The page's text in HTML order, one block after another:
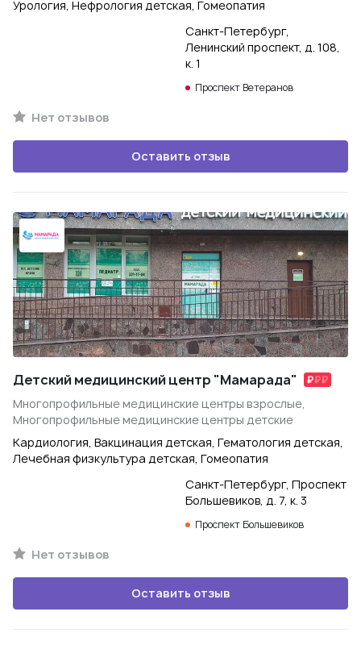
Урология, Нефрология детская, Гомеопатия
Санкт-Петербург,
Ленинский проспект, д. 108,
к. 1
Проспект Ветеранов
Нет отзывов
Оставить отзыв
Детский медицинский центр "Мамарада"
Многопрофильные медицинские центры взрослые,
Многопрофильные медицинские центры детские
Кардиология, Вакцинация детская, Гематология детская,
Лечебная физкультура детская, Гомеопатия
Санкт-Петербург, Проспект
Большевиков, д. 7, к. 3
Проспект Большевиков
Нет отзывов
Оставить отзыв